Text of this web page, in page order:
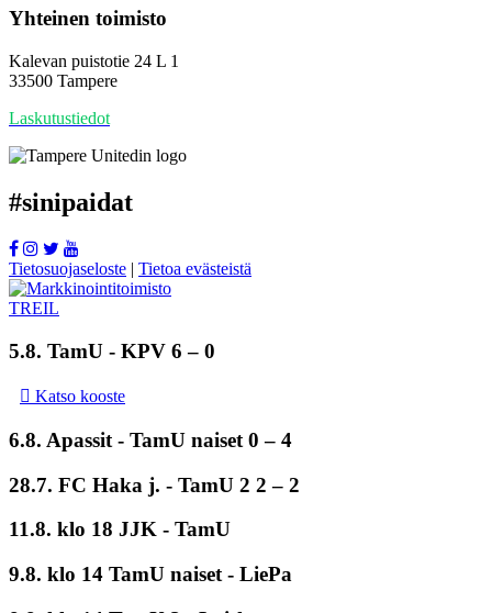
Yhteinen toimisto
Kalevan puistotie 24 L 1
33500 Tampere
Laskutustiedot
#sinipaidat
Tietosuojaseloste | Tietoa evästeistä
5.8. TamU - KPV 6 – 0
Katso kooste
6.8. Apassit - TamU naiset 0 – 4
28.7. FC Haka j. - TamU 2 2 – 2
11.8. klo 18 JJK - TamU
9.8. klo 14 TamU naiset - LiePa